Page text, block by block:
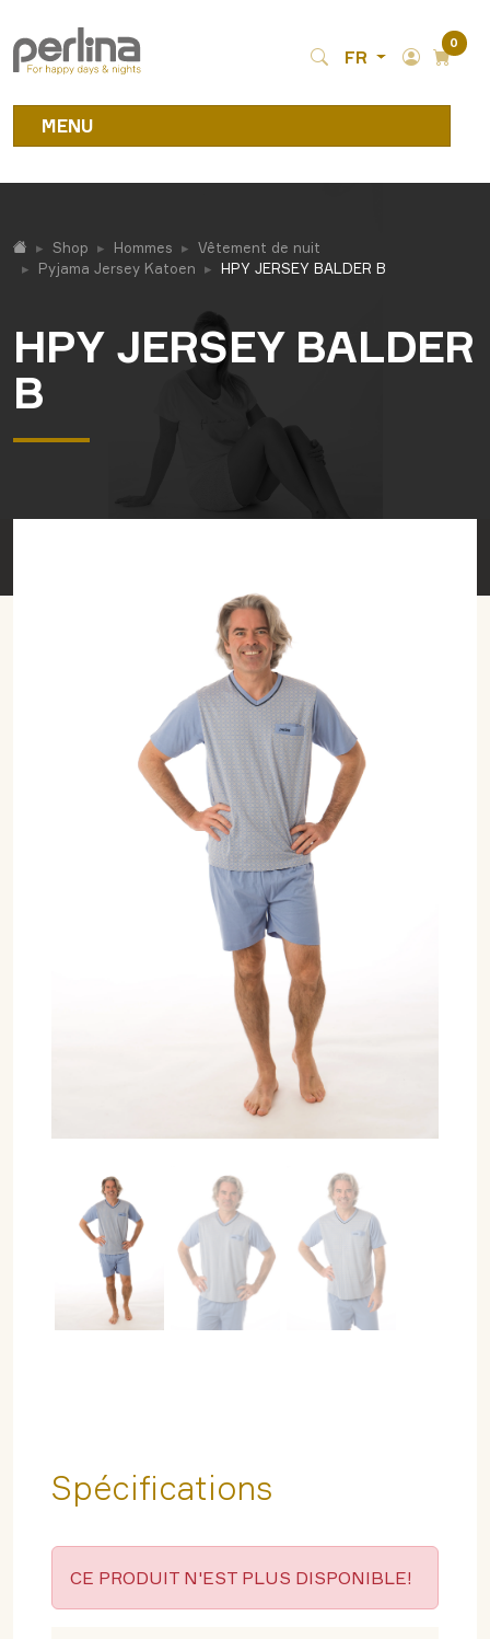
FR
0
MENU
Shop Hommes
Vêtement de nuit
Pyjama Jersey Katoen
HPY JERSEY BALDER B
HPY JERSEY BALDER
B
Spécifications
CE PRODUIT N'EST PLUS DISPONIBLE!